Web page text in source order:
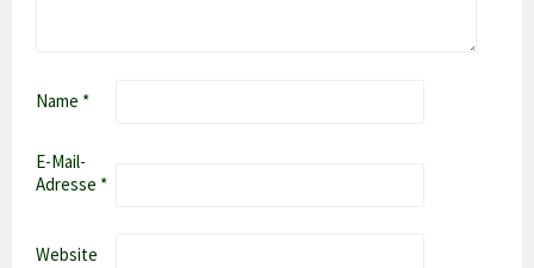
Name *
E-Mail-
Adresse *
Website